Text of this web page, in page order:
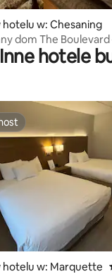
5, liczba recenzji: 8
hotelu w: Chesaning
dom The Boulevard
i widok
Inne hotele
5, liczba recenzji: 26
hotelu w: Marquette